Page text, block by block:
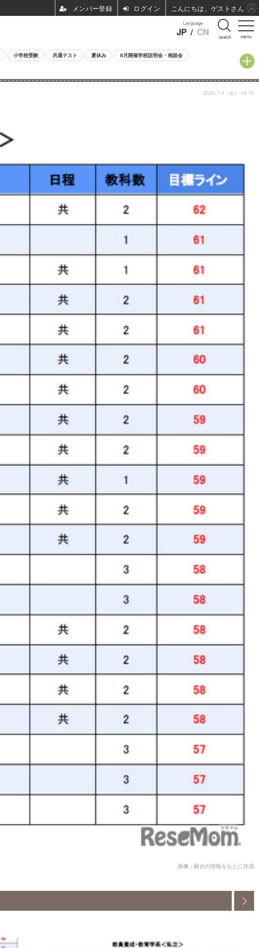
menu
Language
JP / CN search
小学校受験 共通テスト 夏休み 8月開催学校説明会・相談会
2025.7.4（金） 19:15
画像：駿台の情報をもとに作成
ログイン こんにちは、ゲストさん